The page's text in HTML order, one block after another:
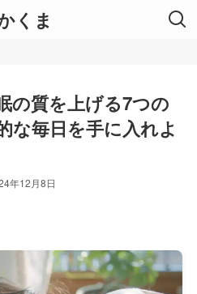
くま
の質を上げる7つの
な毎日を手に入れよ
年12月8日